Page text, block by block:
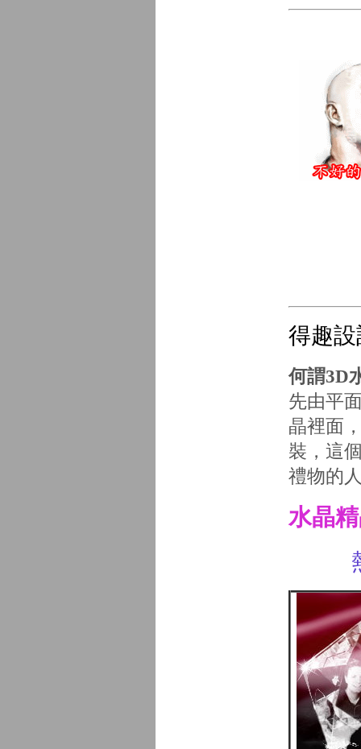
得趣設
何謂3D
先由平
晶裡面
裝，這
禮物的
水晶